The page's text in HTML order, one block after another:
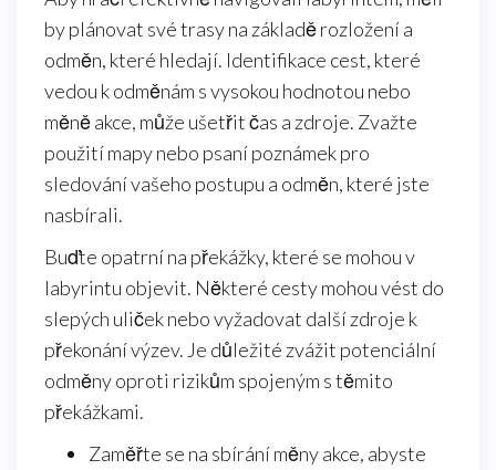
by plánovat své trasy na základě rozložení a
odměn, které hledají. Identifikace cest, které
vedou k odměnám s vysokou hodnotou nebo
měně akce, může ušetřit čas a zdroje. Zvažte
použití mapy nebo psaní poznámek pro
sledování vašeho postupu a odměn, které jste
nasbírali.
Buďte opatrní na překážky, které se mohou v
labyrintu objevit. Některé cesty mohou vést do
slepých uliček nebo vyžadovat další zdroje k
překonání výzev. Je důležité zvážit potenciální
odměny oproti rizikům spojeným s těmito
překážkami.
Zaměřte se na sbírání měny akce, abyste